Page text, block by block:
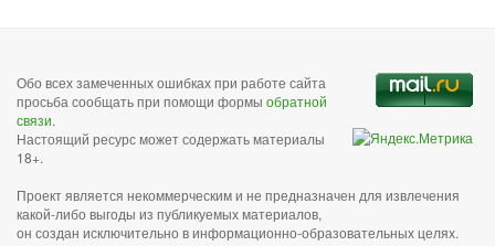
Обо всех замеченных ошибках при работе сайта
просьба сообщать при помощи формы обратной
связи.
Настоящий ресурс может содержать материалы
18+.
Проект является некоммерческим и не предназначен для извлечения
какой-либо выгоды из публикуемых материалов,
он создан исключительно в информационно-образовательных целях.